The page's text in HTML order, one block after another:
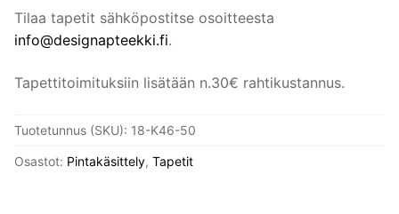
Tilaa tapetit sähköpostitse osoitteesta
info@designapteekki.fi.
Tapettitoimituksiin lisätään n.30€ rahtikustannus.
Tuotetunnus (SKU): 18-K46-50
Osastot: Pintakäsittely, Tapetit